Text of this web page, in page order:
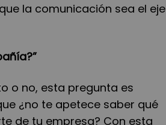
la comunicación sea el eje
o no, esta pregunta es
¿no te apetece saber qué
de tu empresa? Con esta